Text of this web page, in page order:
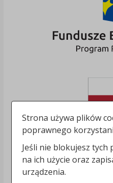
Strona używa plików
poprawnego
Jeśli nie blokujesz tych
na ich użycie oraz
urządzenia.